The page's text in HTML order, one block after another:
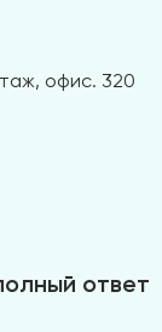
офис. 320
ответ